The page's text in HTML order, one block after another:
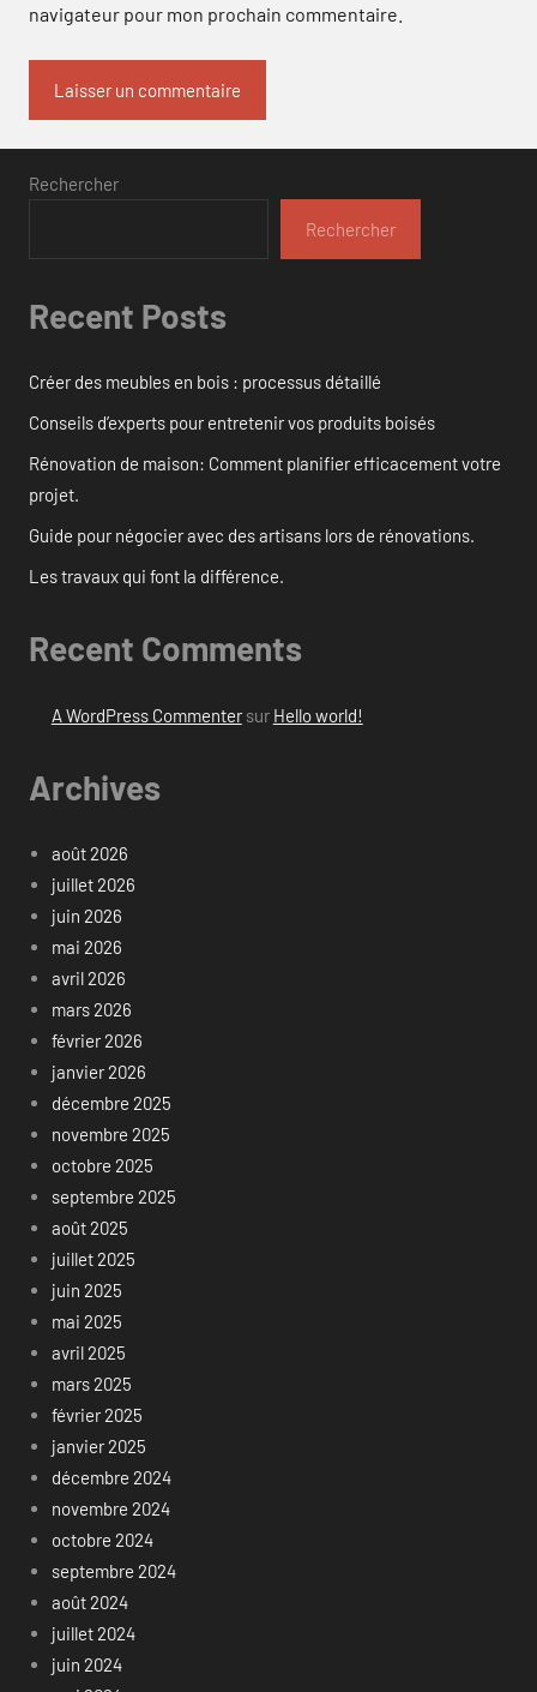
navigateur pour mon prochain commentaire.
Rechercher
Rechercher
Recent Posts
Créer des meubles en bois : processus détaillé
Conseils d’experts pour entretenir vos produits boisés
Rénovation de maison: Comment planifier efficacement votre
projet.
Guide pour négocier avec des artisans lors de rénovations.
Les travaux qui font la différence.
Recent Comments
A WordPress Commentersur Hello world!
Archives
août 2026
juillet 2026
juin 2026
mai 2026
avril 2026
mars 2026
février 2026
janvier 2026
décembre 2025
novembre 2025
octobre 2025
septembre 2025
août 2025
juillet 2025
juin 2025
mai 2025
avril 2025
mars 2025
février 2025
janvier 2025
décembre 2024
novembre 2024
octobre 2024
septembre 2024
août 2024
juillet 2024
juin 2024